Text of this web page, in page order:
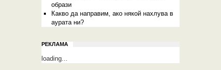
образи
Какво да направим, ако някой нахлува в
аурата ни?
РЕКЛАМА
loading...